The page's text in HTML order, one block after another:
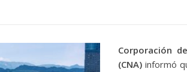
Corporación
(CNA)informó